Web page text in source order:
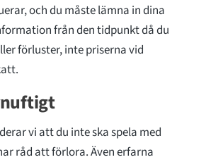
och du måste lämna in dina
från den tidpunkt då du
förluster, inte priserna vid
vi att du inte ska spela med
råd att förlora. Även erfarna